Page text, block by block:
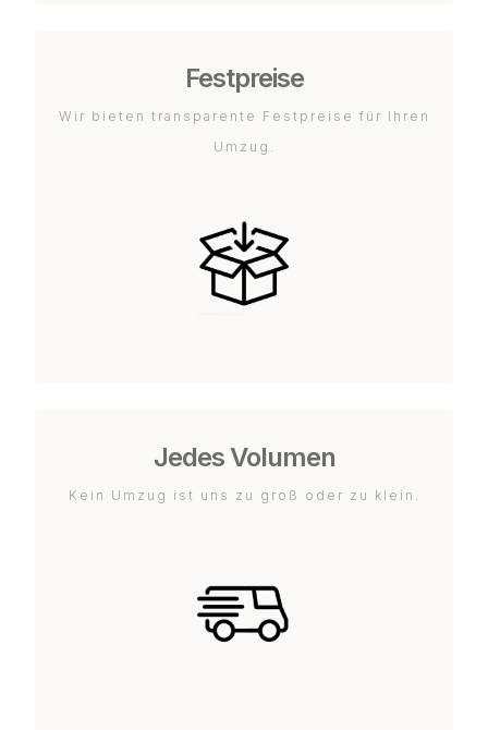
Festpreise
Wir bieten transparente Festpreise für Ihren
Umzug.
Jedes Volumen
Kein Umzug ist uns zu groß oder zu klein.